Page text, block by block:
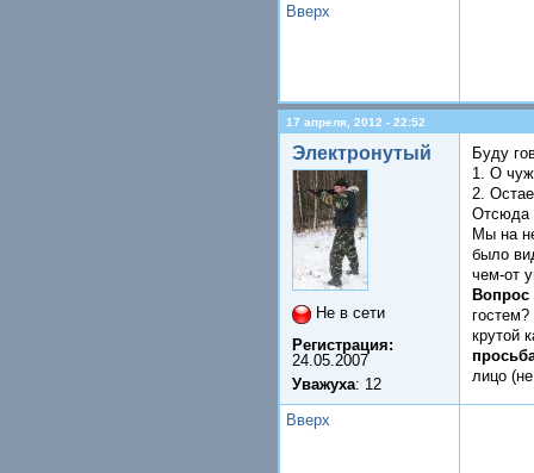
Вверх
17 апреля, 2012 - 22:52
Электронутый
Не в сети
Регистрация:
24.05.2007
Уважуха: 12
Буду
1. О
2.
Отсюда
Мы на
было
чем-от
крутой
лицо
Вверх